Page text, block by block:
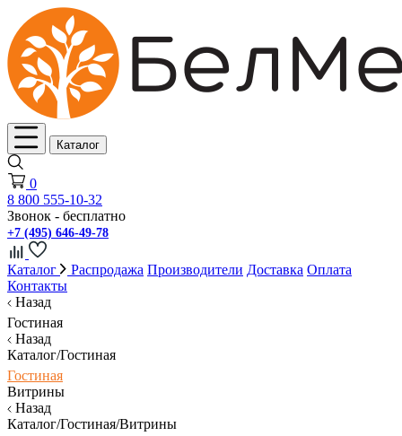
Каталог
0
8 800 555-10-32
Звонок - бесплатно
+7 (495) 646-49-78
Каталог Распродажа Производители Доставка Оплата
Контакты
Назад
Гостиная
Назад
Каталог/Гостиная
Гостиная
Витрины
Назад
Каталог/Гостиная/Витрины